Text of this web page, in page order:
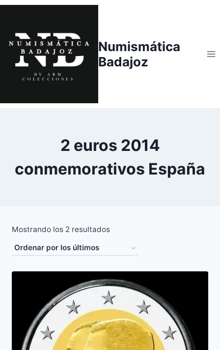
Saltar
contenido
Numismática
Badajoz
2 euros 2014
conmemorativos España
Mostrando los 2 resultadosOrdenado
los
últimos